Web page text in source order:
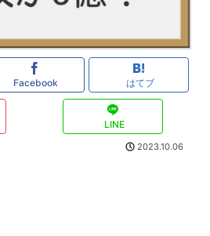
Facebook はてブ
LINE
2023.10.06